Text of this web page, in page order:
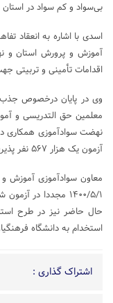
بی‌سواد و کم سواد در
اسدی با اشاره به انعقاد
آموزش و پرورش استان و
اقدامات تأمینی و
آزمون یک هزار ۵۶۷ نفر پذیرفته و به استخدام آموزش و پرورش درآمدند.
معاون سوادآموزی آموزش و
استخدام به دانشگاه
اشتراک گذاری :